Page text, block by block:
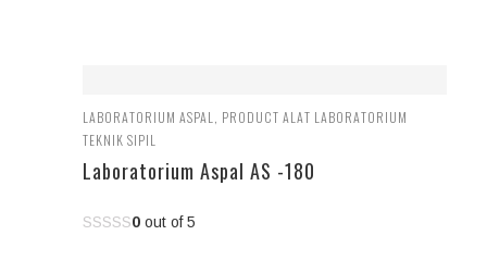
LABORATORIUM ASPAL
PRODUCT ALAT LABORATORIUM
TEKNIK SIPIL
Laboratorium Aspal AS -180
0 out of 5